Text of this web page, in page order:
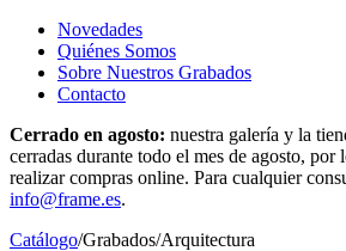
Novedades
Quiénes Somos
Sobre Nuestros Grabados
Contacto
Cerrado en agosto: nuestra galería y la
cerradas durante todo el mes de agosto, por
realizar compras online. Para cualquier
info@frame.es.
Catálogo/Grabados/Arquitectura